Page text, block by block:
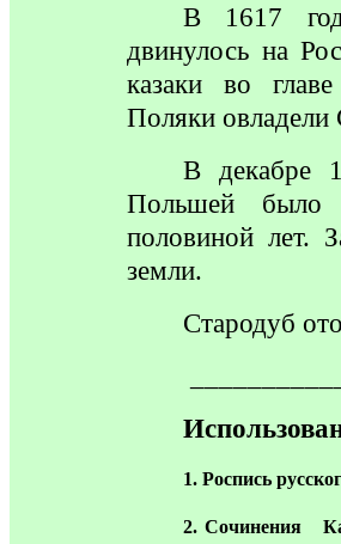
В 1617
двинулось на
казаки во
Поляки овладели
В декабре
Польшей было
половиной лет.
земли.
Стародуб
1. Роспись
2. Сочинения